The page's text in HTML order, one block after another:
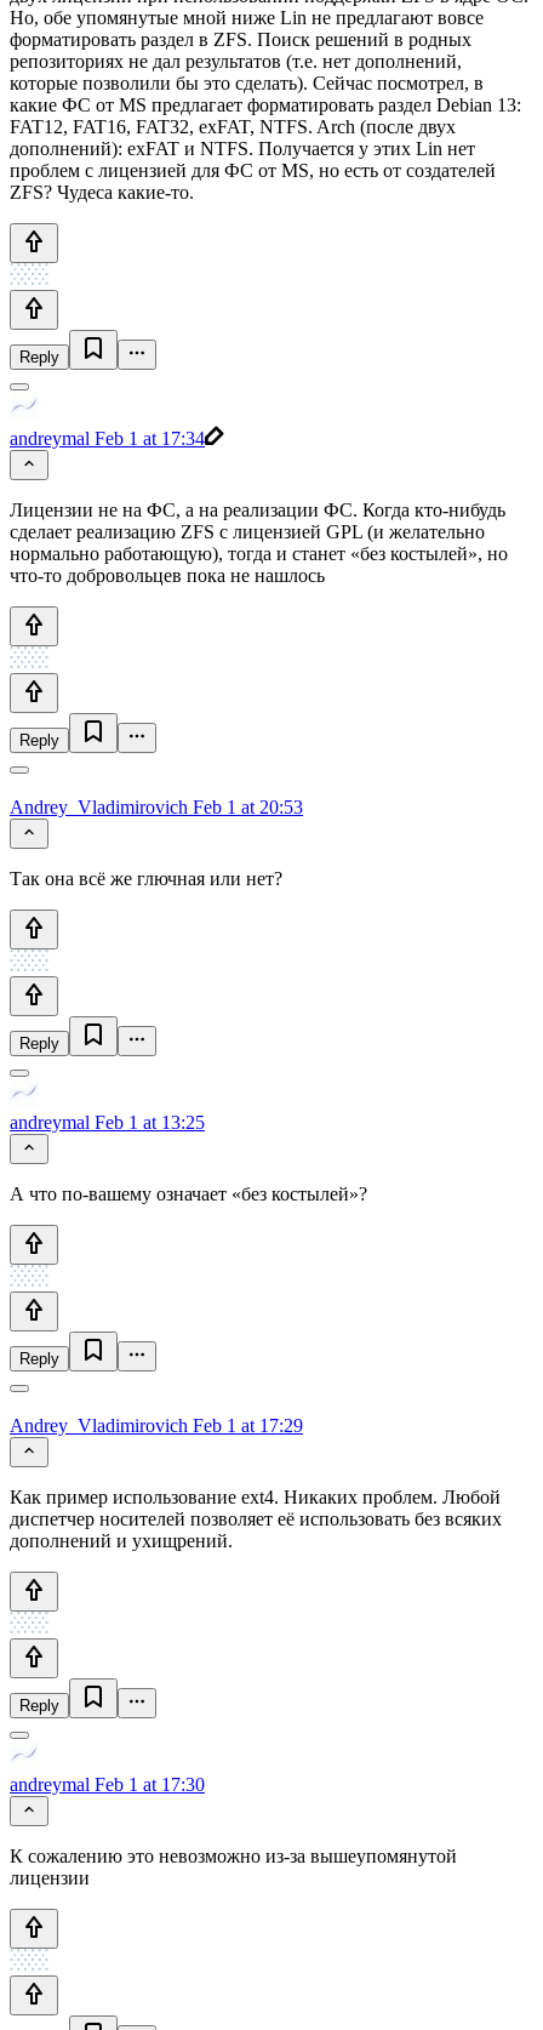
Но, обе упомянутые мной ниже Lin не предлагают вовсе
форматировать раздел в ZFS. Поиск решений в родных
репозиториях не дал результатов (т.е. нет дополнений,
которые позволили бы это сделать). Сейчас посмотрел, в
какие ФС от MS предлагает форматировать раздел Debian 13:
FAT12, FAT16, FAT32, exFAT, NTFS. Arch (после двух
дополнений): exFAT и NTFS. Получается у этих Lin нет
проблем с лицензией для ФС от MS, но есть от создателей
ZFS? Чудеса какие-то.
Reply
andreymal Feb 1 at 17:34
Лицензии не на ФС, а на реализации ФС. Когда кто-нибудь
сделает реализацию ZFS с лицензией GPL (и желательно
нормально работающую), тогда и станет «без костылей», но
что-то добровольцев пока не нашлось
Reply
Andrey_Vladimirovich Feb 1 at 20:53
Так она всё же глючная или нет?
Reply
andreymal Feb 1 at 13:25
А что по-вашему означает «без костылей»?
Reply
Andrey_Vladimirovich Feb 1 at 17:29
Как пример использование ext4. Никаких проблем. Любой
диспетчер носителей позволяет её использовать без всяких
дополнений и ухищрений.
Reply
andreymal Feb 1 at 17:30
К сожалению это невозможно из-за вышеупомянутой
лицензии